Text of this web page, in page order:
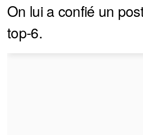
On lui a confié un
top-6.